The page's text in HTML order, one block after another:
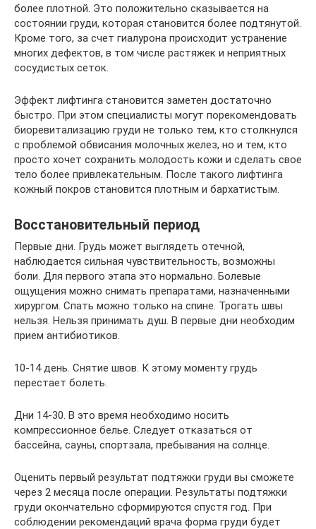
более плотной. Это положительно сказывается на
состоянии груди, которая становится более подтянутой.
Кроме того, за счет гиалурона происходит устранение
многих дефектов, в том числе растяжек и неприятных
сосудистых сеток.
Эффект лифтинга становится заметен достаточно
быстро. При этом специалисты могут порекомендовать
биоревитализацию груди не только тем, кто столкнулся
с проблемой обвисания молочных желез, но и тем, кто
просто хочет сохранить молодость кожи и сделать свое
тело более привлекательным. После такого лифтинга
кожный покров становится плотным и бархатистым.
Восстановительный период
Первые дни. Грудь может выглядеть отечной,
наблюдается сильная чувствительность, возможны
боли. Для первого этапа это нормально. Болевые
ощущения можно снимать препаратами, назначенными
хирургом. Спать можно только на спине. Трогать швы
нельзя. Нельзя принимать душ. В первые дни необходим
прием антибиотиков.
10-14 день. Снятие швов. К этому моменту грудь
перестает болеть.
Дни 14-30. В это время необходимо носить
компрессионное белье. Следует отказаться от
бассейна, сауны, спортзала, пребывания на солнце.
Оценить первый результат подтяжки груди вы сможете
через 2 месяца после операции. Результаты подтяжки
груди окончательно сформируются спустя год. При
соблюдении рекомендаций врача форма груди будет